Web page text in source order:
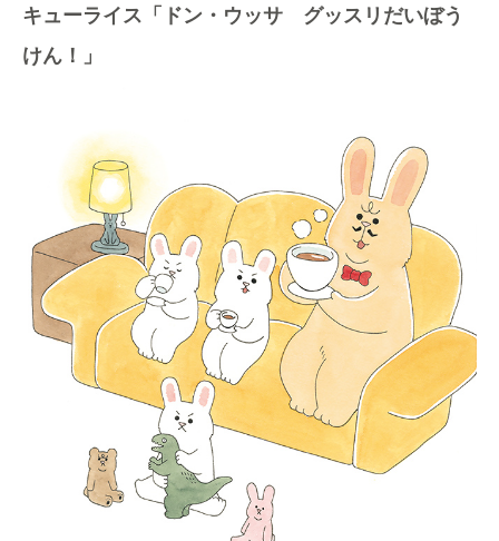
キューライス「ドン・ウッサ グッスリだいぼう
けん！」